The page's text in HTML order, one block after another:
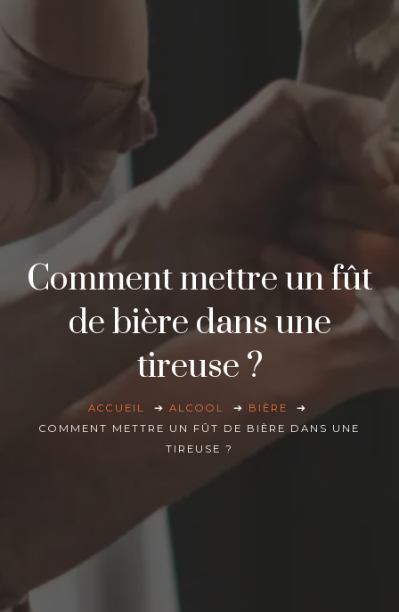
Comment mettre un fût
de bière dans une
tireuse ?
ACCUEIL ALCOOL
BIÈRE
COMMENT METTRE UN FÛT DE BIÈRE DANS UNE
TIREUSE ?